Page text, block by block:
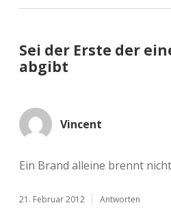
Sei der Erste der
abgibt
Vincent
Ein Brand alleine brennt
21. Februar 2012 Antworten